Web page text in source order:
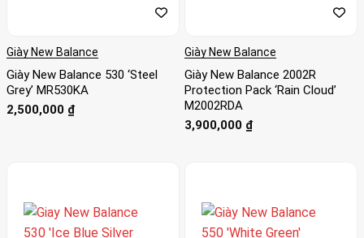
Giày New Balance
Giày New Balance 530 ‘Steel
Grey’ MR530KA
2,500,000 ₫
Giày New Balance
Giày New Balance 2002R
Protection Pack ‘Rain Cloud’
M2002RDA
3,900,000 ₫